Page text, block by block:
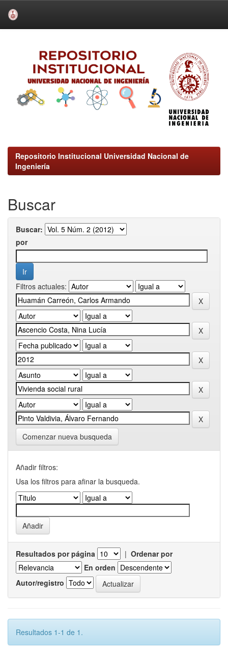
Repositorio Institucional Universidad Nacional de
Ingeniería
Buscar
Buscar:
por
Filtros actuales:
Comenzar nueva busqueda
Añadir filtros:
Usa los filtros para afinar la busqueda.
Resultados por página | Ordenar por
En orden
Autor/registro
Resultados 1-1 de 1.